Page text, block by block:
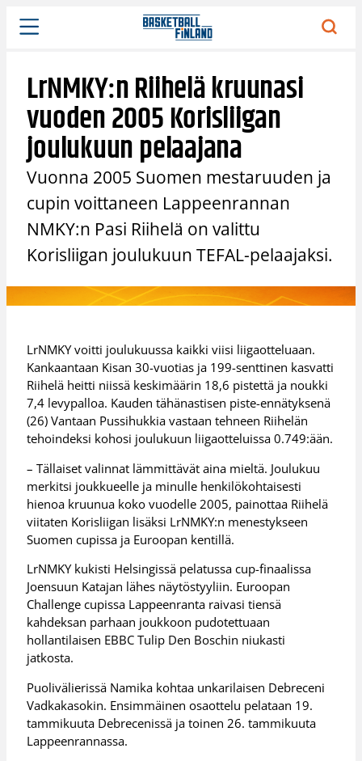
Siirry
sisältöön
LrNMKY:n Riihelä kruunasi
vuoden 2005 Korisliigan
joulukuun pelaajana
Vuonna 2005 Suomen mestaruuden ja
cupin voittaneen Lappeenrannan
NMKY:n Pasi Riihelä on valittu
Korisliigan joulukuun TEFAL-pelaajaksi.
LrNMKY voitti joulukuussa kaikki viisi liigaotteluaan.
Kankaantaan Kisan 30-vuotias ja 199-senttinen kasvatti
Riihelä heitti niissä keskimäärin 18,6 pistettä ja noukki
7,4 levypalloa. Kauden tähänastisen piste-ennätyksenä
(26) Vantaan Pussihukkia vastaan tehneen Riihelän
tehoindeksi kohosi joulukuun liigaotteluissa 0.749:ään.
– Tällaiset valinnat lämmittävät aina mieltä. Joulukuu
merkitsi joukkueelle ja minulle henkilökohtaisesti
hienoa kruunua koko vuodelle 2005, painottaa Riihelä
viitaten Korisliigan lisäksi LrNMKY:n menestykseen
Suomen cupissa ja Euroopan kentillä.
LrNMKY kukisti Helsingissä pelatussa cup-finaalissa
Joensuun Katajan lähes näytöstyyliin. Euroopan
Challenge cupissa Lappeenranta raivasi tiensä
kahdeksan parhaan joukkoon pudotettuaan
hollantilaisen EBBC Tulip Den Boschin niukasti
jatkosta.
Puolivälierissä Namika kohtaa unkarilaisen Debreceni
Vadkakasokin. Ensimmäinen osaottelu pelataan 19.
tammikuuta Debrecenissä ja toinen 26. tammikuuta
Lappeenrannassa.